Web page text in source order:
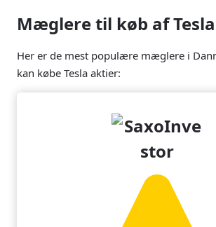
Mæglere til køb af
Her er de mest populære mæglere i
kan købe Tesla aktier: